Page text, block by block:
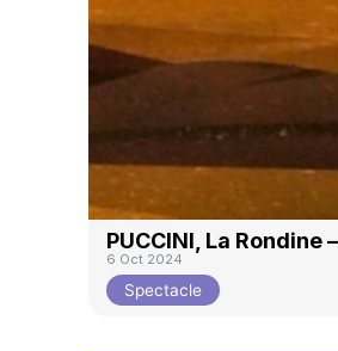
PUCCINI, La Rondine
6 Oct 2024
Spectacle